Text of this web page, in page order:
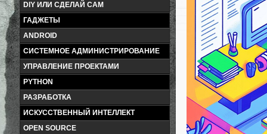
DIY ИЛИ СДЕЛАЙ САМ
ГАДЖЕТЫ
ANDROID
СИСТЕМНОЕ АДМИНИСТРИРОВАНИЕ
УПРАВЛЕНИЕ ПРОЕКТАМИ
PYTHON
РАЗРАБОТКА
ИСКУССТВЕННЫЙ ИНТЕЛЛЕКТ
OPEN SOURCE